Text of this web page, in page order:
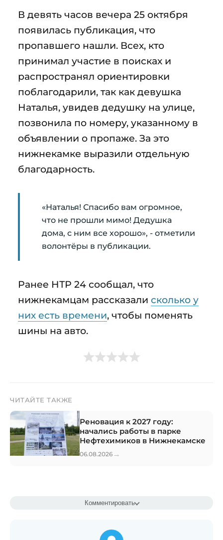
В девять часов вечера 25 октября
появилась публикация, что
пропавшего нашли. Всех, кто
принимал участие в поисках и
распространял ориентировки
поблагодарили, так как девушка
Наталья, увидев дедушку на улице,
позвонила по номеру, указанному в
объявлении о пропаже. За это
нижнекамке выразили отдельную
благодарность.
«Наталья! Спасибо вам огромное,
что не прошли мимо! Дедушка
дома, с ним все хорошо», - отметили
волонтёры в публикации.
Ранее НТР 24 сообщал, что
нижнекамцам рассказали сколько у
них есть времени, чтобы поменять
шины на авто.
ЧИТАЙТЕ ТАКЖЕ
Реновация к 2027 году:
начались работы в парке
Нефтехимиков в Нижнекамске
06.08.2026 →
Комментировать